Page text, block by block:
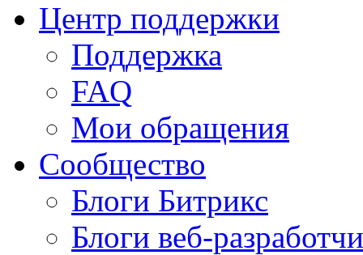
Центр поддержки
Поддержка
FAQ
Мои обращения
Сообщество
Блоги Битрикс
Блоги веб-